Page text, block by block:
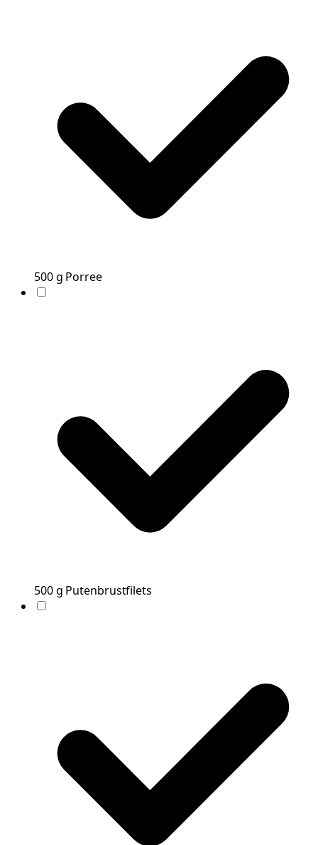
500g Porree
500g Putenbrustfilets